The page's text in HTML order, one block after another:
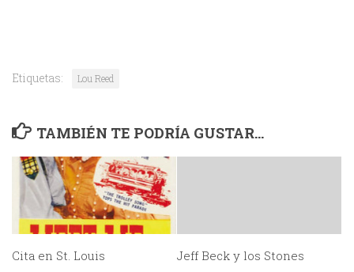
Etiquetas: Lou Reed
TAMBIÉN TE PODRÍA GUSTAR...
Cita en St. Louis Jeff Beck y los Stones